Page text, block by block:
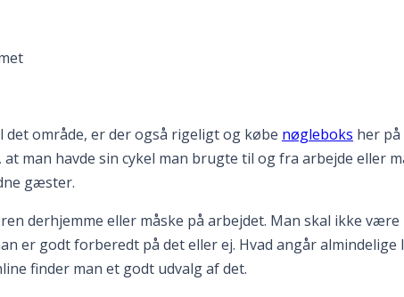
område, er der også rigeligt og købe nøgleboks her
man havde sin cykel man brugte til og fra arbejde eller
gæster.
derhjemme eller måske på arbejdet. Man skal ikke
er godt forberedt på det eller ej. Hvad angår
finder man et godt udvalg af det.